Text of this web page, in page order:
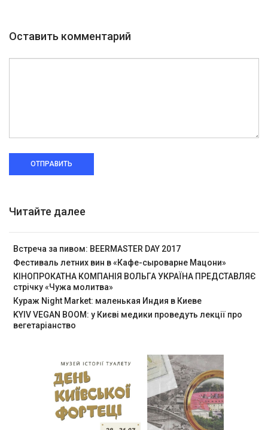
Оставить комментарий
ОТПРАВИТЬ
Читайте далее
Встреча за пивом: BEERMASTER DAY 2017
Фестиваль летних вин в «Кафе-сыроварне Мацони»
КІНОПРОКАТНА КОМПАНІЯ ВОЛЬГА УКРАЇНА ПРЕДСТАВЛЯЄ
стрічку «Чужа молитва»
Кураж Night Market: маленькая Индия в Киеве
KYIV VEGAN BOOM: у Києві медики проведуть лекції про
вегетаріанство